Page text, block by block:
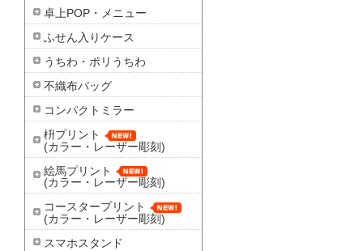
卓上POP・メニュー
ふせん入りケース
うちわ・ポリうちわ
不織布バッグ
コンパクトミラー
枡プリント
(カラー・レーザー彫刻)
絵馬プリント
(カラー・レーザー彫刻)
コースタープリント
(カラー・レーザー彫刻)
スマホスタンド